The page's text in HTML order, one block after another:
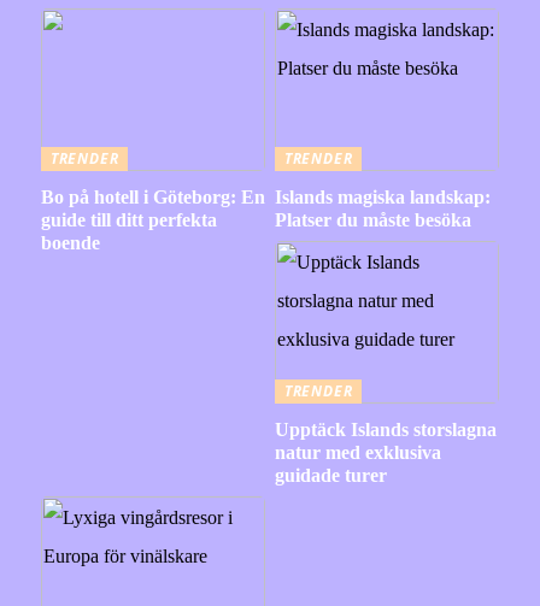
TRENDER
Bo på hotell i Göteborg: En
guide till ditt perfekta
boende
TRENDER
Islands magiska landskap:
Platser du måste besöka
TRENDER
Upptäck Islands storslagna
natur med exklusiva
guidade turer